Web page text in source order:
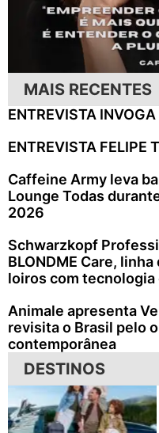
MAIS RECENTES
ENTREVISTA
ENTREVISTA FELIPE
Caffeine Army leva
Lounge Todas
2026
Schwarzkopf
BLONDME Care,
loiros com
Animale apresenta
revisita o Brasil pelo
contemporânea
DESTINOS